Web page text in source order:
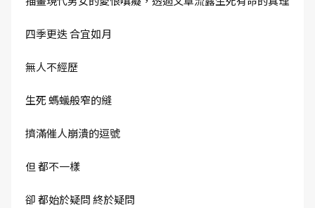
四季更迭 合宜如月
無人不經歷
生死 螞蟻般窄的縫
擠滿催人崩潰的逗號
但 都不一樣
卻 都始於疑問 終於疑問